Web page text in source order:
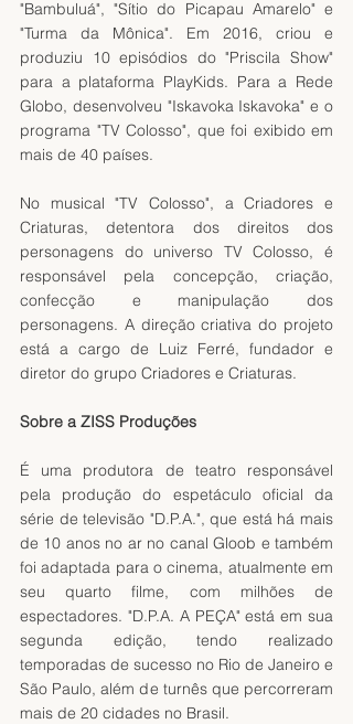
"Bambuluá", "Sítio do Picapau Amarelo" e
"Turma da Mônica". Em 2016, criou e
produziu 10 episódios do "Priscila Show"
para a plataforma PlayKids. Para a Rede
Globo, desenvolveu "Iskavoka Iskavoka" e o
programa "TV Colosso", que foi exibido em
mais de 40 países.
No musical "TV Colosso", a Criadores e
Criaturas, detentora dos direitos dos
personagens do universo TV Colosso, é
responsável pela concepção, criação,
confecção e manipulação dos
personagens. A direção criativa do projeto
está a cargo de Luiz Ferré, fundador e
diretor do grupo Criadores e Criaturas.
Sobre a ZISS Produções
É uma produtora de teatro responsável
pela produção do espetáculo oficial da
série de televisão "D.P.A.", que está há mais
de 10 anos no ar no canal Gloob e também
foi adaptada para o cinema, atualmente em
seu quarto filme, com milhões de
espectadores. "D.P.A. A PEÇA" está em sua
segunda edição, tendo realizado
temporadas de sucesso no Rio de Janeiro e
São Paulo, além de turnês que percorreram
mais de 20 cidades no Brasil.